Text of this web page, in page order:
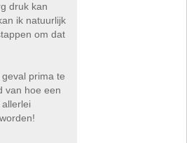
druk kan
ik natuurlijk
om dat
prima te
van hoe een